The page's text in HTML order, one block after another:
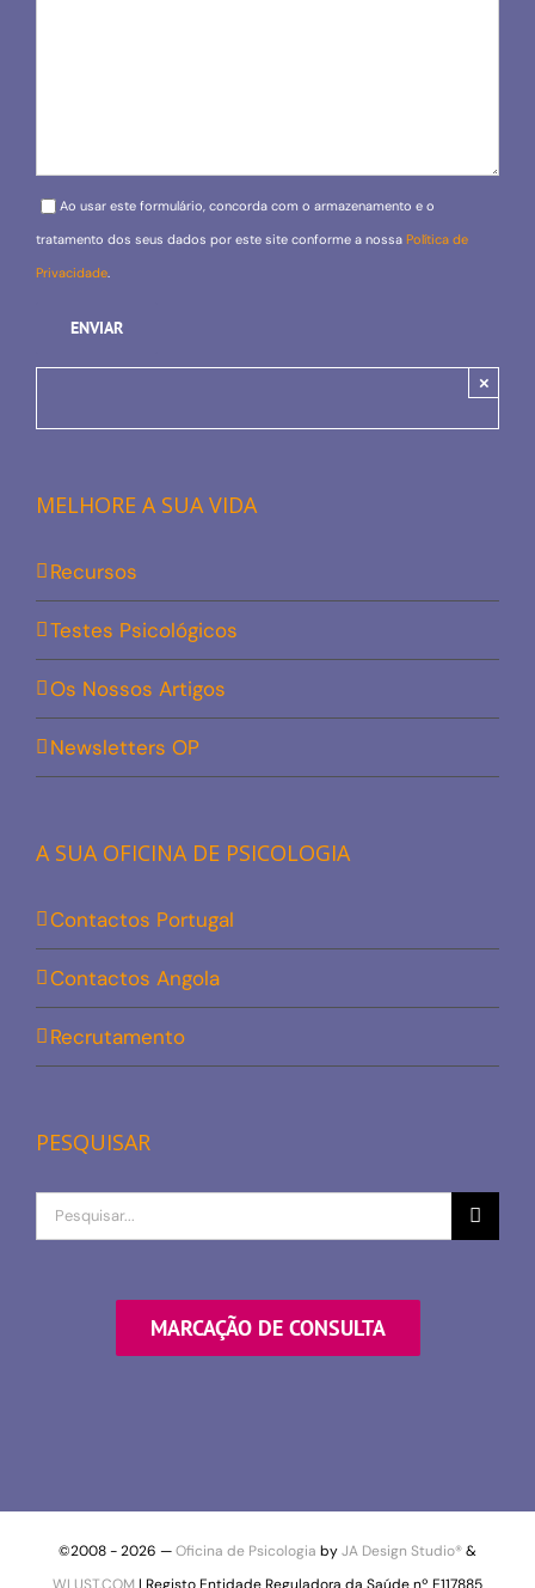
Please leave this field empty.
Ao usar este formulário, concorda com o armazenamento e o
tratamento dos seus dados por este site conforme a nossa Política de
Privacidade
×
MELHORE A SUA VIDA
Recursos
Testes Psicológicos
Os Nossos Artigos
Newsletters OP
A SUA OFICINA DE PSICOLOGIA
Contactos Portugal
Contactos Angola
Recrutamento
PESQUISAR
Procurar
por
MARCAÇÃO DE CONSULTA
©2008 -2026 —Oficina de Psicologia byJA Design Studio®&
WLUST.COM | Registo Entidade Reguladora da Saúde nº E117885